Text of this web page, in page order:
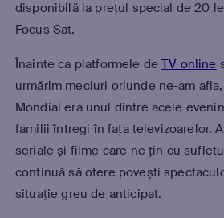
disponibilă la prețul special de 20
Focus Sat.
Înainte ca platformele deTV online
urmărim meciuri oriunde ne-am
Mondial era unul dintre acele
familii întregi în fața televizoarelor.
seriale și filme care ne țin cu
continuă să ofere povești
situație greu de anticipat.